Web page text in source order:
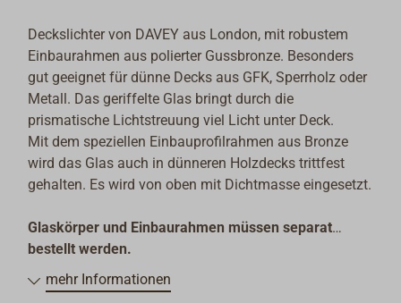
Deckslichter von DAVEY aus London, mit robustem
Einbaurahmen aus polierter Gussbronze. Besonders
gut geeignet für dünne Decks aus GFK, Sperrholz oder
Metall. Das geriffelte Glas bringt durch die
prismatische Lichtstreuung viel Licht unter Deck.
Mit dem speziellen Einbauprofilrahmen aus Bronze
wird das Glas auch in dünneren Holzdecks trittfest
gehalten. Es wird von oben mit Dichtmasse eingesetzt.
Glaskörper und Einbaurahmen müssen separat
bestellt werden.
mehr Informationen